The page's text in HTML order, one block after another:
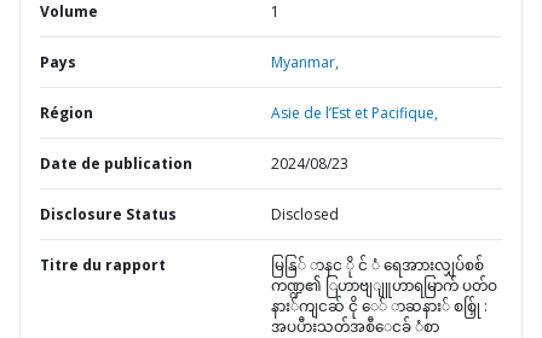
Volume 1
Pays Myanmar,
Région Asie de l’Est et Pacifique,
Date de publication 2024/08/23
Disclosure Status Disclosed
Titre du rapport
မြနြ် ာနင ို င် ံ ရေအာားလျှပ်စစ်
ကဏ္ဍ၏ ြဟာဗျျူဟာရမြာက် ပတ်ဝ
နား်ကျငဆ် ငို ေ် ာဆနား် စစ်ြှု :
အပပီားသတ်အစီေငခ် ံစာ